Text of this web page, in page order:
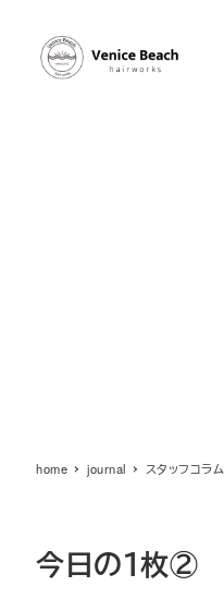
home journal スタッフコラム
今日の１枚②